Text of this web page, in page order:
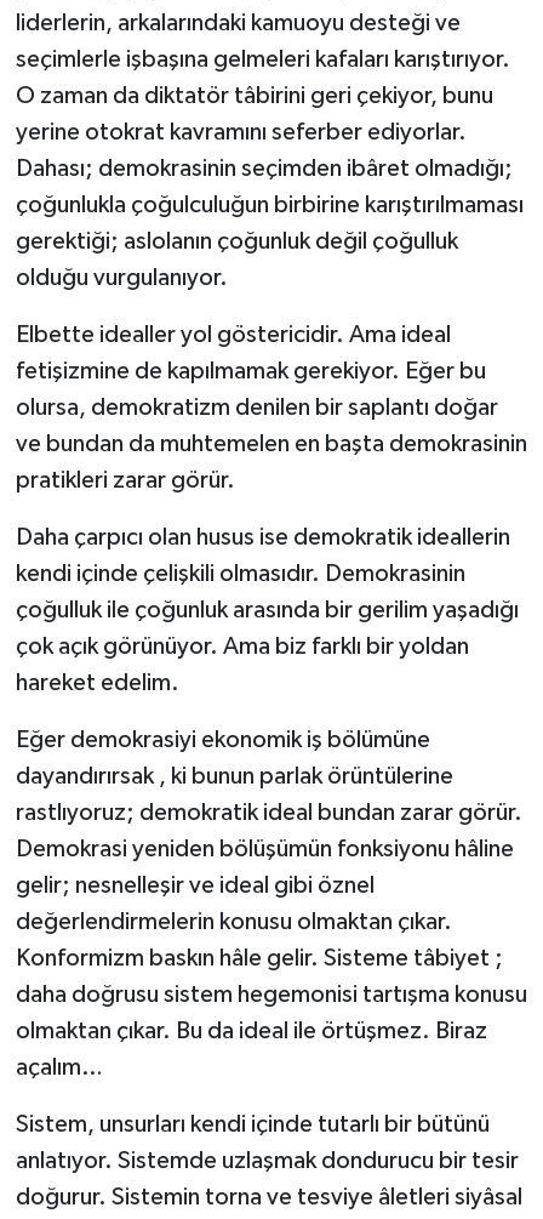
liderlerin, arkalarındaki kamuoyu desteği ve
seçimlerle işbaşına gelmeleri kafaları karıştırıyor.
O zaman da diktatör tâbirini geri çekiyor, bunu
yerine otokrat kavramını seferber ediyorlar.
Dahası; demokrasinin seçimden ibâret olmadığı;
çoğunlukla çoğulculuğun birbirine karıştırılmaması
gerektiği; aslolanın çoğunluk değil çoğulluk
olduğu vurgulanıyor.
Elbette idealler yol göstericidir. Ama ideal
fetişizmine de kapılmamak gerekiyor. Eğer bu
olursa, demokratizm denilen bir saplantı doğar
ve bundan da muhtemelen en başta demokrasinin
pratikleri zarar görür.
Daha çarpıcı olan husus ise demokratik ideallerin
kendi içinde çelişkili olmasıdır. Demokrasinin
çoğulluk ile çoğunluk arasında bir gerilim yaşadığı
çok açık görünüyor. Ama biz farklı bir yoldan
hareket edelim.
Eğer demokrasiyi ekonomik iş bölümüne
dayandırırsak , ki bunun parlak örüntülerine
rastlıyoruz; demokratik ideal bundan zarar görür.
Demokrasi yeniden bölüşümün fonksiyonu hâline
gelir; nesnelleşir ve ideal gibi öznel
değerlendirmelerin konusu olmaktan çıkar.
Konformizm baskın hâle gelir. Sisteme tâbiyet ;
daha doğrusu sistem hegemonisi tartışma konusu
olmaktan çıkar. Bu da ideal ile örtüşmez. Biraz
açalım…
Sistem, unsurları kendi içinde tutarlı bir bütünü
anlatıyor. Sistemde uzlaşmak dondurucu bir tesir
doğurur. Sistemin torna ve tesviye âletleri siyâsal